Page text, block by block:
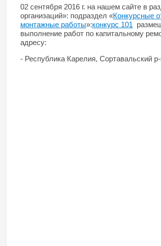
02 сентября 2016 г. на нашем сайте в
организаций»: подраздел «Конкурсные
монтажные работы»:конкурс 101
выполнение работ по капитальному
адресу:
- Республика Карелия, Сортавальский